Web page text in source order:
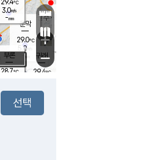
문막
29.0℃
5.0m/s
mm
부론
28.7℃
29.4℃
3.0m/s
-mm
귀래
29.4℃
+
−